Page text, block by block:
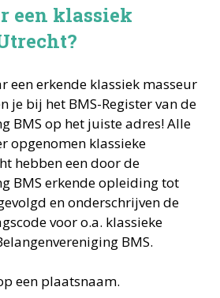
een klassiek
een erkende klassiek masseur
je bij het BMS-Register van de
BMS op het juiste adres! Alle
opgenomen klassieke
hebben een door de
BMS erkende opleiding tot
en onderschrijven de
voor o.a. klassieke
BMS.
een plaatsnaam.